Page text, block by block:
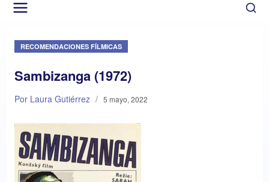
RECOMENDACIONES FÍLMICAS
Sambizanga (1972)
Por Laura Gutiérrez / 5 mayo, 2022